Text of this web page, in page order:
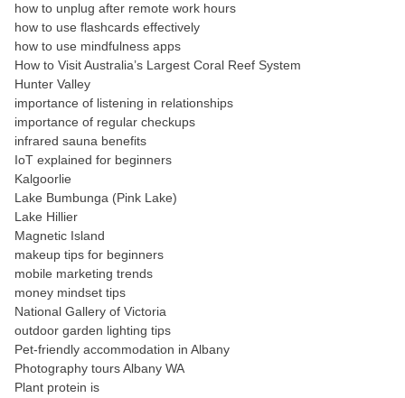
how to unplug after remote work hours
how to use flashcards effectively
how to use mindfulness apps
How to Visit Australia’s Largest Coral Reef System
Hunter Valley
importance of listening in relationships
importance of regular checkups
infrared sauna benefits
IoT explained for beginners
Kalgoorlie
Lake Bumbunga (Pink Lake)
Lake Hillier
Magnetic Island
makeup tips for beginners
mobile marketing trends
money mindset tips
National Gallery of Victoria
outdoor garden lighting tips
Pet-friendly accommodation in Albany
Photography tours Albany WA
Plant protein is